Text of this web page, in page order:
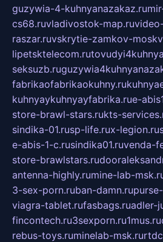
guzywia-4-kuhnyanazakaz.ru
cs68.ruvladivostok-map.ru
raszar.ruvskrytie-zamkov-
lipetsktelecom.ru
seksuzb.ru
fabrikaofabrikaokuhny.ru
kuhnyaykuhnyayfabrika.rue-
store-brawl-stars.rukts-
sindika-01.rusp-life.rux-legion.ru
e-abis-1-c.rusindika01.ruvenda-
store-brawlstars.ru
antenna-highly.rumine-lab-
3-sex-porn.ruban-damn.ru
viagra-tablet.rufasbags.ruadler-
fincontech.ru3sexporn.ru1mus.ru
rebus-toys.ruminelab-msk.ru